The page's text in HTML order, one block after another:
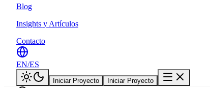
Blog
Insights y Artículos
Contacto
EN/ES
Iniciar Proyecto Iniciar Proyecto